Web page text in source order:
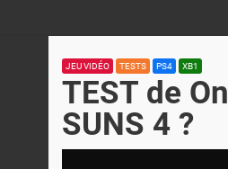
JEU VIDÉO TESTS PS4 XB1
TEST de
SUNS 4 ?